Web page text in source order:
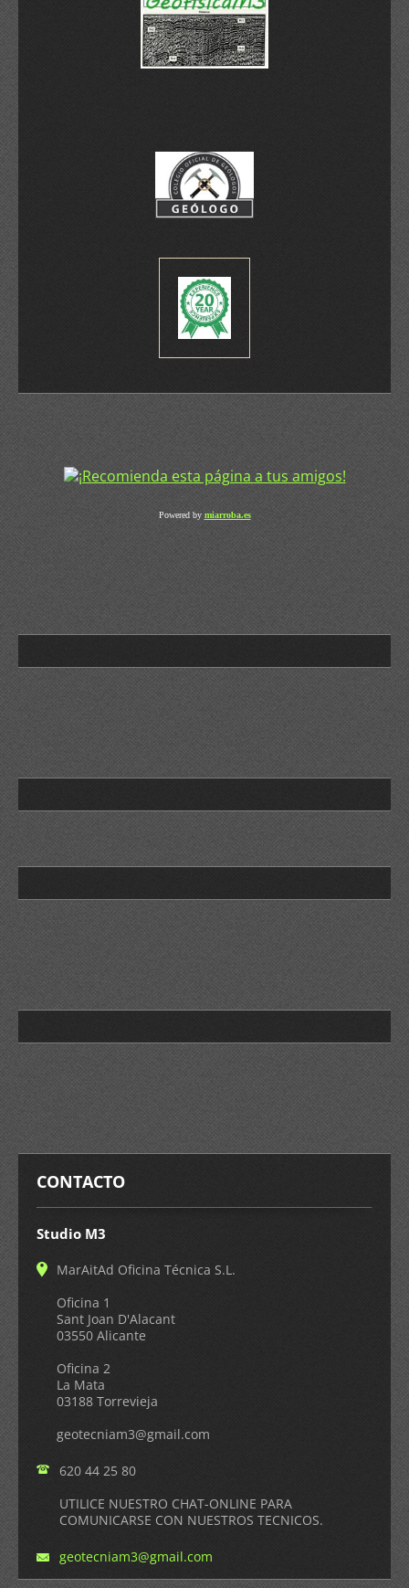
Powered by miarroba.es
CONTACTO
Studio M3
MarAitAd Oficina Técnica S.L.
Oficina 1
Sant Joan D'Alacant
03550 Alicante
Oficina 2
La Mata
03188 Torrevieja
geotecniam3@gmail.com
620 44 25 80
UTILICE NUESTRO CHAT-ONLINE PARA
COMUNICARSE CON NUESTROS TECNICOS.
geotecniam3@gmail.com